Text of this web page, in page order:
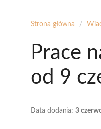
Strona główna /
Prace
od 9
Data dodania: 3